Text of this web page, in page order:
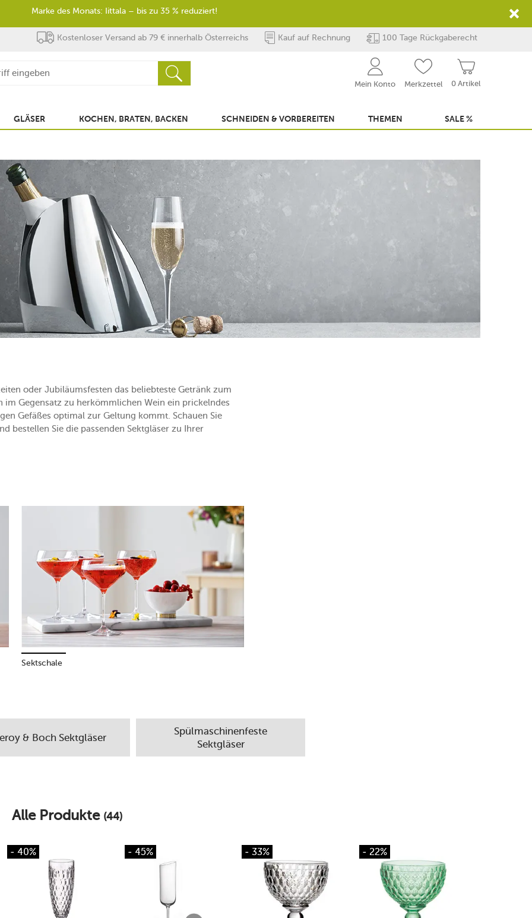
Kostenloser Versand ab 79 € innerhalb Österreichs Kauf auf Rechnung 100 Tage Rückgaberecht
0 Artikel
Mein Konto Merkzettel
GLÄSER KOCHEN, BRATEN, BACKEN SCHNEIDEN & VORBEREITEN THEMEN SALE %
oder Jubiläumsfesten das beliebteste Getränk zum
Gegensatz zu herkömmlichen Wein ein prickelndes
Gefäßes optimal zur Geltung kommt. Schauen Sie
bestellen Sie die passenden Sektgläser zu Ihrer
Sektschale
& Boch Sektgläser
Spülmaschinenfeste
Sektgläser
Alle Produkte (44)
- 40% - 45% - 33% - 22%
Marke des Monats: Iittala – bis zu 35 % reduziert!